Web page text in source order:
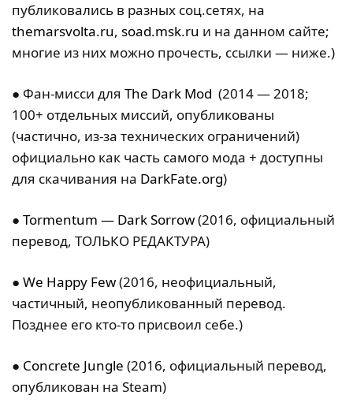
публиковались в разных соц.сетях, на
themarsvolta.ru, soad.msk.ru и на данном сайте;
многие из них можно прочесть, ссылки — ниже.)
● Фан-мисси для The Dark Mod (2014 — 2018;
100+ отдельных миссий, опубликованы
(частично, из-за технических ограничений)
официально как часть самого мода + доступны
для скачивания на DarkFate.org)
● Tormentum — Dark Sorrow(2016, официальный
перевод, ТОЛЬКО РЕДАКТУРА)
● We Happy Few(2016, неофициальный,
частичный, неопубликованный перевод.
Позднее его кто-то присвоил себе.)
● Concrete Jungle (2016, официальный перевод,
опубликован на Steam)